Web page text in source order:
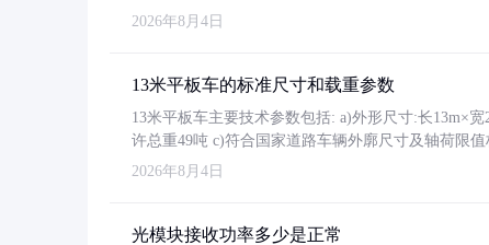
2026年8月4日
13米平板车的标准尺寸和载重参数
13米平板车主要技术参数包括: a)外形尺寸:长13m×
许总重49吨 c)符合国家道路车辆外廓尺寸及轴荷限值
2026年8月4日
光模块接收功率多少是正常